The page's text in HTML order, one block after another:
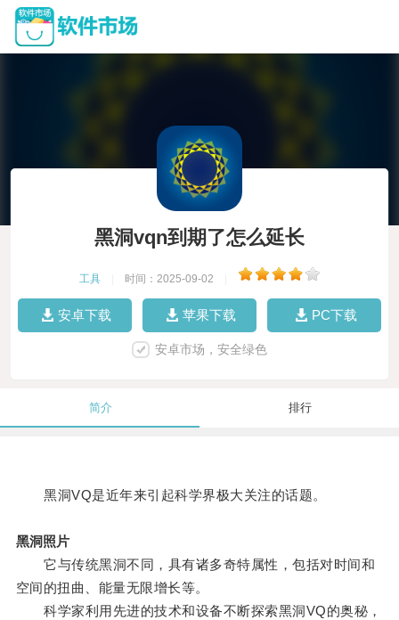
黑洞vqn到期了怎么延长
工具 时间：2025-09-02
安卓下载 苹果下载 PC下载
安卓市场，安全绿色
简介 排行
黑洞VQ是近年来引起科学界极大关注的话题。
黑洞照片
它与传统黑洞不同，具有诸多奇特属性，包括对时间和
空间的扭曲、能量无限增长等。
科学家利用先进的技术和设备不断探索黑洞VQ的奥秘，